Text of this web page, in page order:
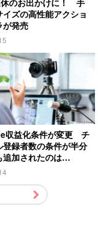
イズの高性能アクショ
が発売
収益化条件が変更 チ
登録者数の条件が半分
追加されたのは…